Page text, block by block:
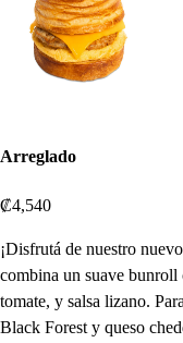
Arreglado
₡4,540
¡Disfrutá de nuestro
combina un suave bunroll
tomate, y salsa lizano.
Black Forest y queso